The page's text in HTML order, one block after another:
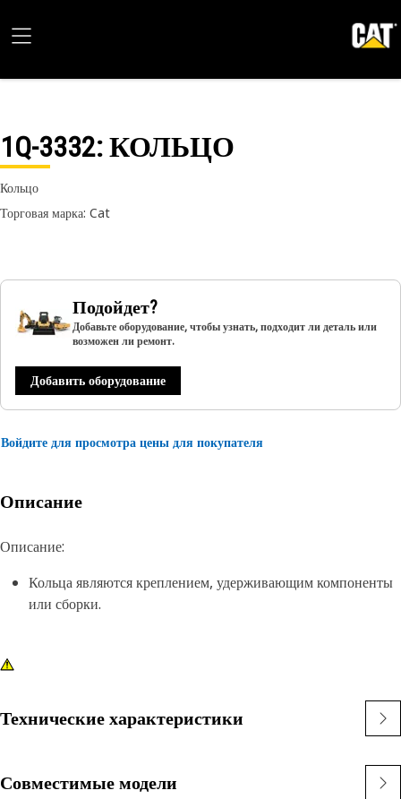
1Q-3332: КОЛЬЦО
Кольцо
Торговая марка: Cat
Подойдет?
Добавьте оборудование, чтобы узнать, подходит ли деталь или
возможен ли ремонт.
Добавить оборудование
Войдите для просмотра цены для покупателя
Описание
Описание:
Кольца являются креплением, удерживающим компоненты
или сборки.
Технические характеристики
Совместимые модели